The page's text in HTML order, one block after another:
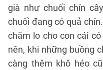
già như chuối chín
chuối đang có quả
chăm lo cho con cái
nên, khi những buồng
càng thêm khô héo